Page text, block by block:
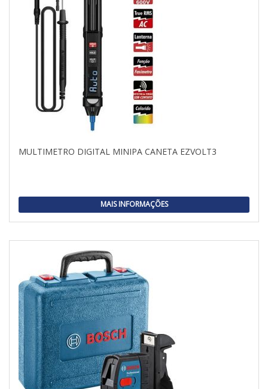
MULTIMETRO DIGITAL MINIPA CANETA EZVOLT3
MAIS INFORMAÇÕES